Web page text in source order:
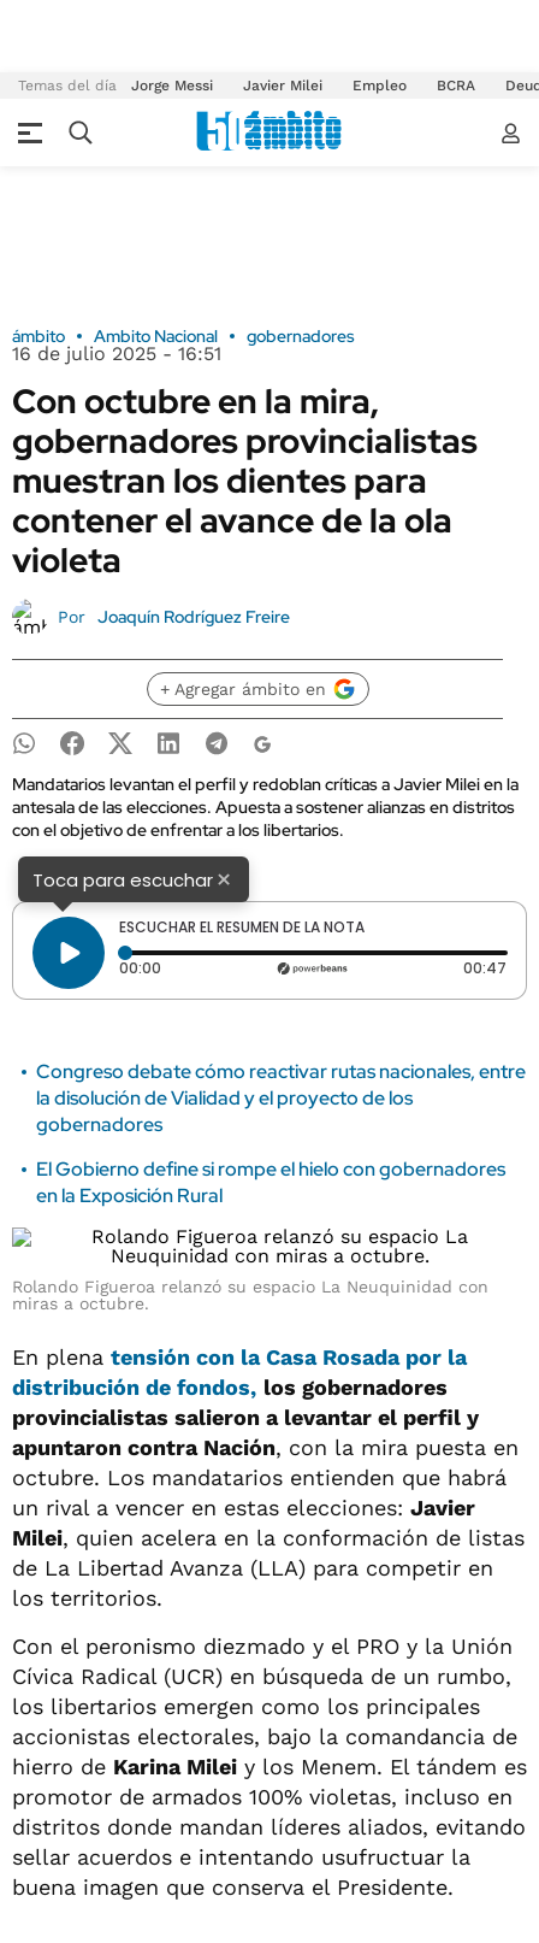
Temas del día Jorge Messi Javier Milei Empleo BCRA
ámbito Ambito Nacional gobernadores
16 de julio 2025 - 16:51
Con octubre en la mira,
gobernadores provincialistas
muestran los dientes para
contener el avance de la ola
violeta
Por Joaquín Rodríguez Freire
+ Agregar ámbito en
Mandatarios levantan el perfil y redoblan críticas a Javier Milei en la
antesala de las elecciones. Apuesta a sostener alianzas en distritos
con el objetivo de enfrentar a los libertarios.
Toca para escuchar×
ESCUCHAR EL RESUMEN DE LA NOTA
00:00 Tiempo transcurrido: 0 segundos 00:47
Congreso debate cómo reactivar rutas nacionales, entre
la disolución de Vialidad y el proyecto de los
gobernadores
El Gobierno define si rompe el hielo con gobernadores
en la Exposición Rural
Rolando Figueroa relanzó su espacio La Neuquinidad con
miras a octubre.
En plena tensión con la Casa Rosada por la
distribución de fondos, los gobernadores
provincialistas salieron a levantar el perfil y
apuntaron contra Nación, con la mira puesta en
octubre. Los mandatarios entienden que habrá
un rival a vencer en estas elecciones: Javier
Milei, quien acelera en la conformación de listas
de La Libertad Avanza (LLA) para competir en
los territorios.
Con el peronismo diezmado y el PRO y la Unión
Cívica Radical (UCR) en búsqueda de un rumbo,
los libertarios emergen como los principales
accionistas electorales, bajo la comandancia de
hierro de Karina Milei y los Menem. El tándem es
promotor de armados 100% violetas, incluso en
distritos donde mandan líderes aliados, evitando
sellar acuerdos e intentando usufructuar la
buena imagen que conserva el Presidente.